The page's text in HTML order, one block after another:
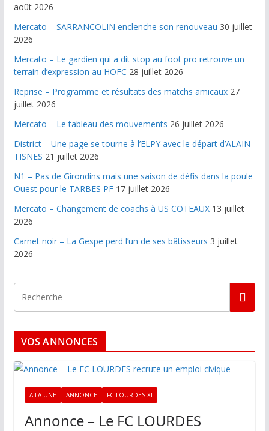
août 2026
Mercato – SARRANCOLIN enclenche son renouveau 30 juillet
2026
Mercato – Le gardien qui a dit stop au foot pro retrouve un
terrain d’expression au HOFC 28 juillet 2026
Reprise – Programme et résultats des matchs amicaux 27
juillet 2026
Mercato – Le tableau des mouvements 26 juillet 2026
District – Une page se tourne à l’ELPY avec le départ d’ALAIN
TISNES 21 juillet 2026
N1 – Pas de Girondins mais une saison de défis dans la poule
Ouest pour le TARBES PF 17 juillet 2026
Mercato – Changement de coachs à US COTEAUX 13 juillet
2026
Carnet noir – La Gespe perd l’un de ses bâtisseurs 3 juillet
2026
VOS ANNONCES
A LA UNE ANNONCE FC LOURDES XI
Annonce – Le FC LOURDES